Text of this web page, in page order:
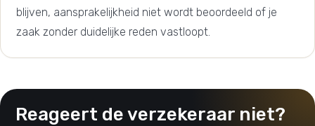
blijven, aansprakelijkheid niet wordt beoordeeld of je
zaak zonder duidelijke reden vastloopt.
Reageert de verzekeraar niet?